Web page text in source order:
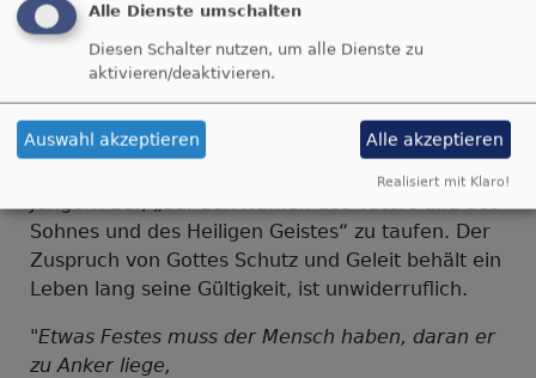
Bei der Taufe
wird ein Mensch in die Gemeinschaft der Kirche
aufgenommen und der Liebe Gottes anvertraut.
So gehören Taufe und Christsein zusammen.
Jesus selbst segnete Kinder und trug seinen
Jüngern auf, „auf den Namen des Vaters und des
Sohnes und des Heiligen Geistes“ zu taufen. Der
Zuspruch von Gottes Schutz und Geleit behält ein
Leben lang seine Gültigkeit, ist unwiderruflich.
"Etwas Festes muss der Mensch haben, daran er
zu Anker liege,
Alle Dienste umschalten
Diesen Schalter nutzen, um alle Dienste zu
aktivieren/deaktivieren.
Auswahl akzeptieren Alle akzeptieren
Realisiert mit Klaro!